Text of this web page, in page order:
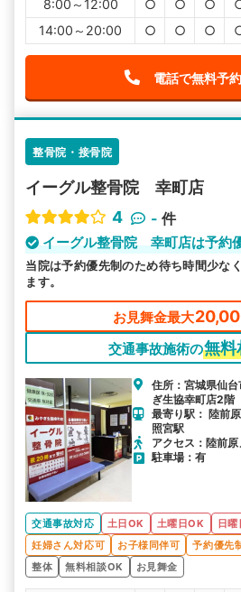
8:00～12:00
○ ○ ○
14:00～20:00
○ ○ ○
電話で無料予
整骨院・接骨院
イーグル整骨院 幸町店
4
- 件
イーグル整骨院 幸町店は予約
当院は予約優先制のため待ち時間少な
ます。
お見舞金最大
交通事故施術の無料
住所：宮城県仙
ぎ生協幸町店2階
最寄り駅： 陸前
照宮駅
アクセス：陸前
駐車場：有
交通事故対応 土日OK 土曜日OK 日曜
妊婦さん対応可
お子様同伴可 予約優先
整体
無料相談OK お見舞金